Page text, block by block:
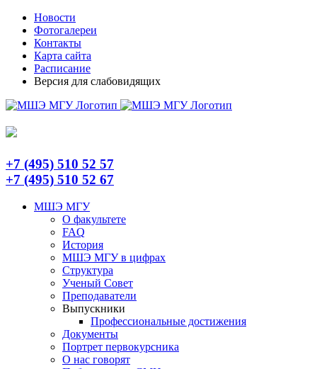
Skip
content
TelegramНовости
Фотогалереи
Контакты
Карта сайта
Расписание
Версия для слабовидящих
+7 (495) 510 52 57
+7 (495) 510 52 67
МШЭ МГУ
О факультете
FAQ
История
МШЭ МГУ в цифрах
Структура
Ученый Совет
Преподаватели
Выпускники
Профессиональные достижения
Документы
Портрет первокурсника
О нас говорят